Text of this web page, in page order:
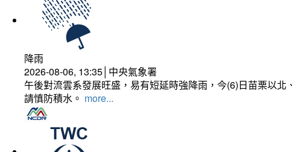
降雨
2026-08-06, 13:35│中央氣象署
午後對流雲系發展旺盛，易有短延時強降雨，今(6)日苗栗以
請慎防積水。 more...